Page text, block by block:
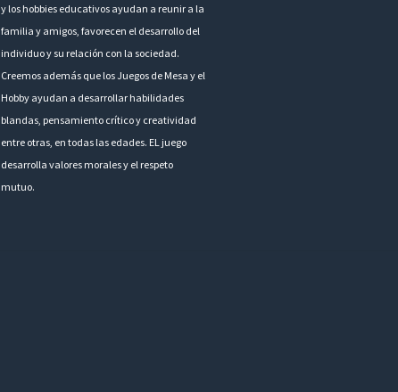
y los hobbies educativos ayudan a reunir a la
familia y amigos, favorecen el desarrollo del
individuo y su relación con la sociedad.
Creemos además que los Juegos de Mesa y el
Hobby ayudan a desarrollar habilidades
blandas, pensamiento crítico y creatividad
entre otras, en todas las edades. EL juego
desarrolla valores morales y el respeto
mutuo.